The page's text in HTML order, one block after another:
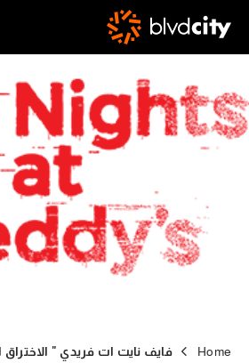
Home فايف نايت ات فريدي " الاختراق